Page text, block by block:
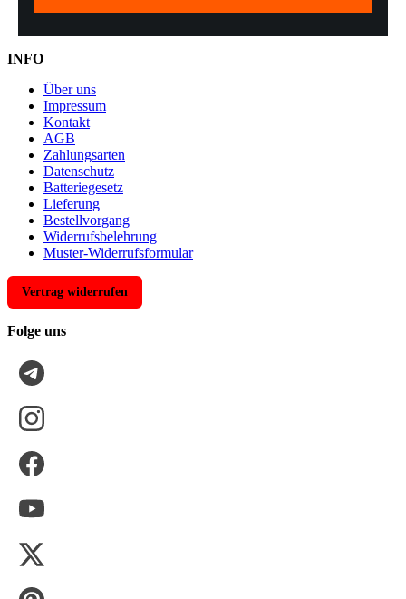
INFO
Über uns
Impressum
Kontakt
AGB
Zahlungsarten
Datenschutz
Batteriegesetz
Lieferung
Bestellvorgang
Widerrufsbelehrung
Muster-Widerrufsformular
Vertrag widerrufen
Folge uns